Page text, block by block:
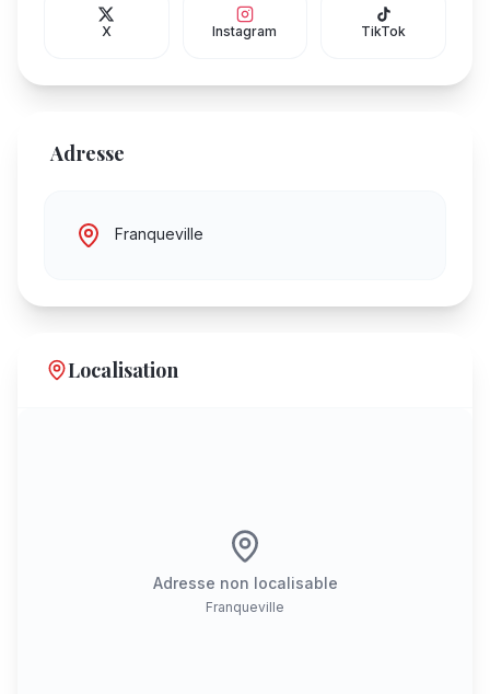
X Instagram TikTok
Adresse
Franqueville
Localisation
Adresse non localisable
Franqueville